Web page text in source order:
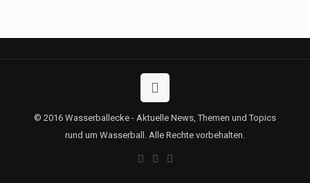
© 2016 Wasserballecke - Aktuelle News, Themen und Topics
rund um Wasserball. Alle Rechte vorbehalten.